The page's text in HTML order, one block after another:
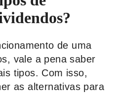
de uma
vale a pena saber
tipos. Com isso,
as alternativas para